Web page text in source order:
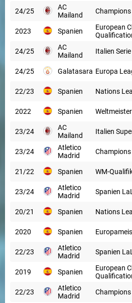
24/25
AC
Mailand
2023 Spanien
European
24/25
AC
Mailand
Italien
24/25 GalatasarayEuropa
22/23 Spanien Nations
2022 Spanien
23/24
AC
Mailand
Italien
23/24
Atletico
Madrid
21/22 Spanien WM-
23/24
Atletico
Madrid
Spanien
20/21 Spanien Nations
2020 Spanien
22/23
Atletico
Madrid
Spanien
2019 Spanien
European
22/23
Atletico
Madrid